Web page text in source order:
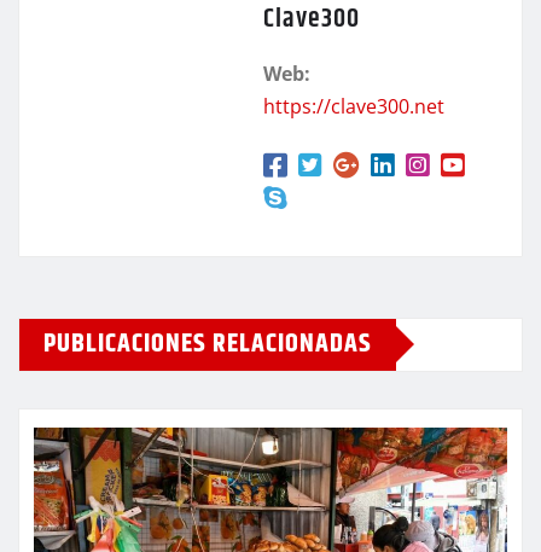
Clave300
Web:
https://clave300.net
PUBLICACIONES RELACIONADAS